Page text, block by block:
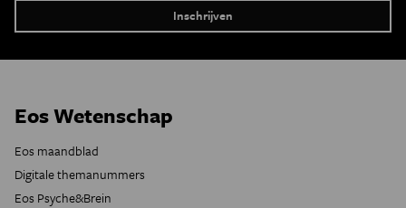
Eos Wetenschap
Eos maandblad
Digitale themanummers
Eos Psyche&Brein